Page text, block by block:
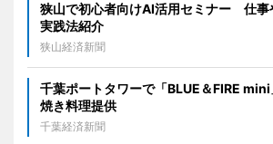
狭山で初心者向けAI活用セミナー 仕事
実践法紹介
狭山経済新聞
千葉ポートタワーで「BLUE＆FIRE
焼き料理提供
千葉経済新聞